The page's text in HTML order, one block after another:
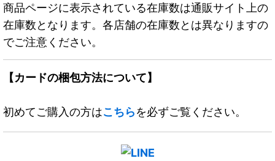
商品ページに表示されている在庫数は通販サイト上の
在庫数となります。各店舗の在庫数とは異なりますの
でご注意ください。
【カードの梱包方法について】
初めてご購入の方はこちらを必ずご覧ください。